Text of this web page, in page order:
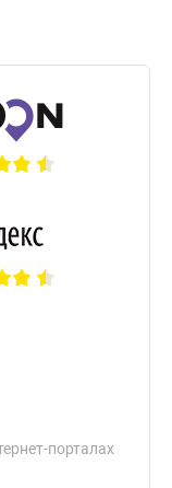
порталах